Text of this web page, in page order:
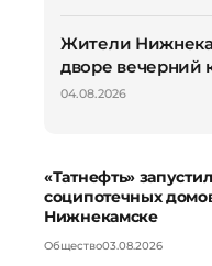
Жители
дворе вечерний
04.08.2026
«Татнефть»
соципотечных
Нижнекамске
Общество03.08.2026